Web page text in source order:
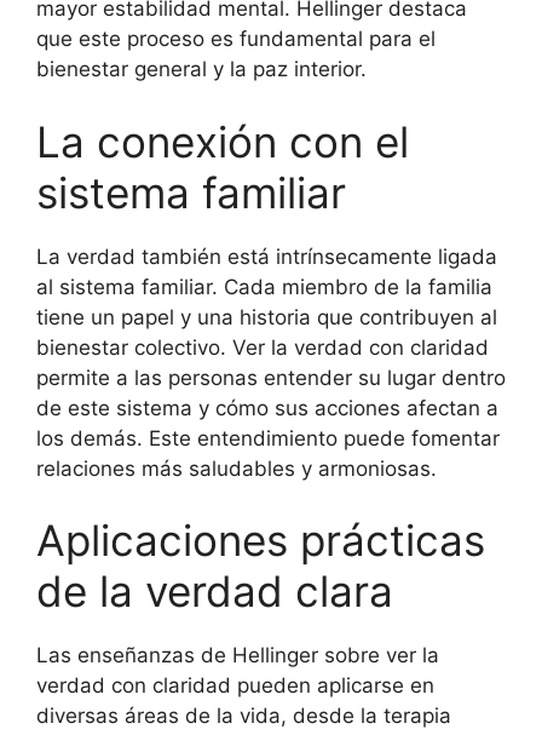
mayor estabilidad mental. Hellinger destaca
que este proceso es fundamental para el
bienestar general y la paz interior.
La conexión con el
sistema familiar
La verdad también está intrínsecamente ligada
al sistema familiar. Cada miembro de la familia
tiene un papel y una historia que contribuyen al
bienestar colectivo. Ver la verdad con claridad
permite a las personas entender su lugar dentro
de este sistema y cómo sus acciones afectan a
los demás. Este entendimiento puede fomentar
relaciones más saludables y armoniosas.
Aplicaciones prácticas
de la verdad clara
Las enseñanzas de Hellinger sobre ver la
verdad con claridad pueden aplicarse en
diversas áreas de la vida, desde la terapia